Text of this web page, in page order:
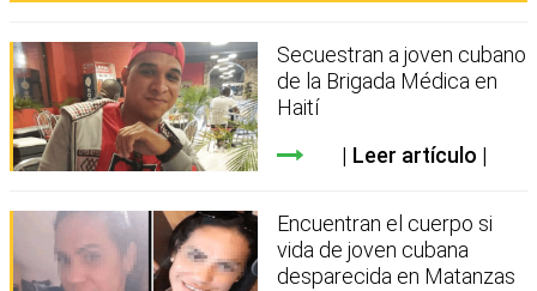
Secuestran a joven cubano
de la Brigada Médica en
Haití
Leer artículo
Encuentran el cuerpo si
vida de joven cubana
desparecida en Matanzas